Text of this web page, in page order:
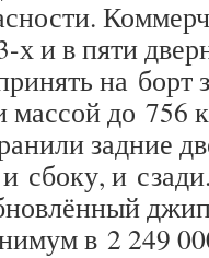
х и в пяти
на
массой до 756
задние
сбоку, и
в 2 249